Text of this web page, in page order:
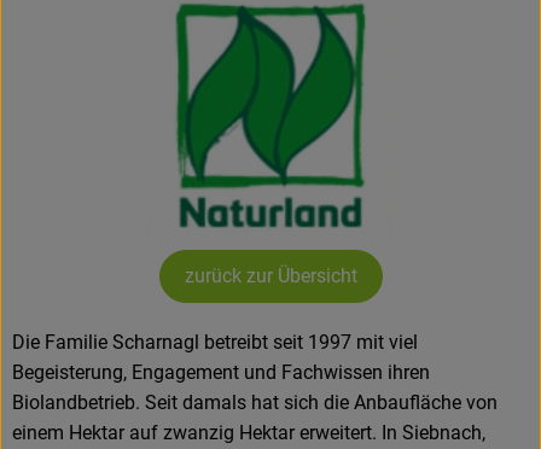
zurück zur Übersicht
Die Familie Scharnagl betreibt seit 1997 mit viel
Begeisterung, Engagement und Fachwissen ihren
Biolandbetrieb. Seit damals hat sich die Anbaufläche von
einem Hektar auf zwanzig Hektar erweitert. In Siebnach,